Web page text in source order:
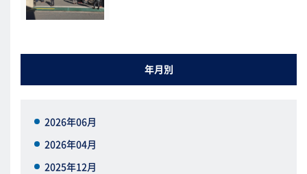
年月別
2026年06月
2026年04月
2025年12月